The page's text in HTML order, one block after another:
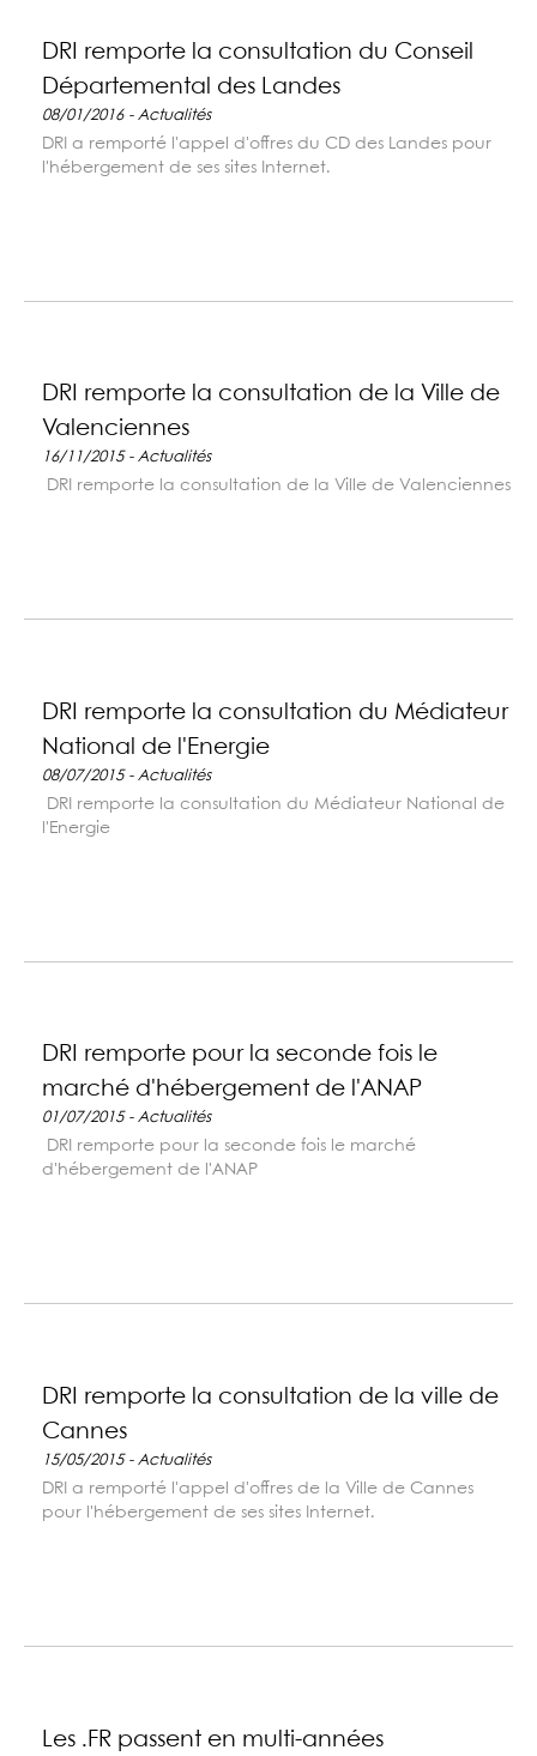
DRI remporte la consultation du Conseil
Départemental des Landes
08/01/2016 - Actualités
DRI a remporté l'appel d'offres du CD des Landes pour
l'hébergement de ses sites Internet.
DRI remporte la consultation de la Ville de
Valenciennes
16/11/2015 - Actualités
DRI remporte la consultation de la Ville de Valenciennes
DRI remporte la consultation du Médiateur
National de l'Energie
08/07/2015 - Actualités
DRI remporte la consultation du Médiateur National de
l'Energie
DRI remporte pour la seconde fois le
marché d'hébergement de l'ANAP
01/07/2015 - Actualités
DRI remporte pour la seconde fois le marché
d'hébergement de l'ANAP
DRI remporte la consultation de la ville de
Cannes
15/05/2015 - Actualités
DRI a remporté l'appel d'offres de la Ville de Cannes
pour l'hébergement de ses sites Internet.
Les .FR passent en multi-années